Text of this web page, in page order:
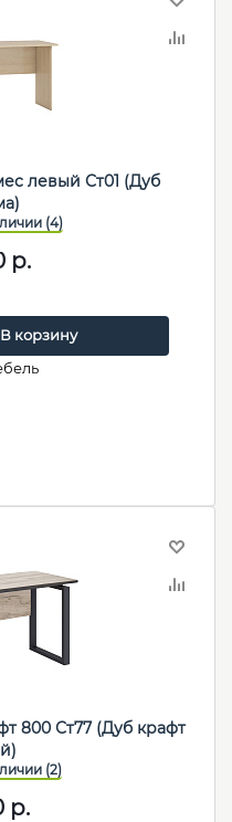
левый Ст01 (Дуб
р.
В корзину
800 Ст77 (Дуб крафт
р.